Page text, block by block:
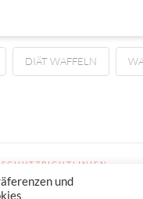
DIÄT WAFFELN
und